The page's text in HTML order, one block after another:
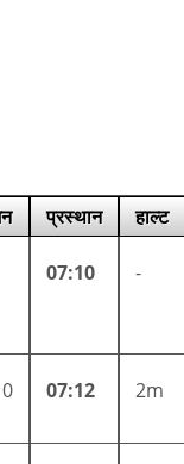
प्रस्थान हाल्ट
07:10 -
07:12 2m